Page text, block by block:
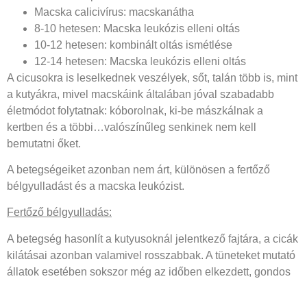
Macska calicivírus: macskanátha
8-10 hetesen: Macska leukózis elleni oltás
10-12 hetesen: kombinált oltás ismétlése
12-14 hetesen: Macska leukózis elleni oltás
A cicusokra is leselkednek veszélyek, sőt, talán több is, mint
a kutyákra, mivel macskáink általában jóval szabadabb
életmódot folytatnak: kóborolnak, ki-be mászkálnak a
kertben és a többi…valószínűleg senkinek nem kell
bemutatni őket.
A betegségeiket azonban nem árt, különösen a fertőző
bélgyulladást és a macska leukózist.
Fertőző bélgyulladás:
A betegség hasonlít a kutyusoknál jelentkező fajtára, a cicák
kilátásai azonban valamivel rosszabbak. A tüneteket mutató
állatok esetében sokszor még az időben elkezdett, gondos